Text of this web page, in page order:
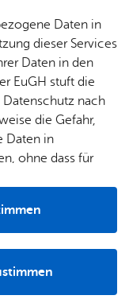
&
&
Fa­mi­lie
& Kin­
der
Se­nio­
ren
Woh­
nen
re­frei
Pfle­ge
& Un­
ter­stüt­
zung
7541 203-53201
Daten in
dieser Services
Daten in den
EuGH stuft die
nach
die Gefahr,
Daten in
ohne dass für